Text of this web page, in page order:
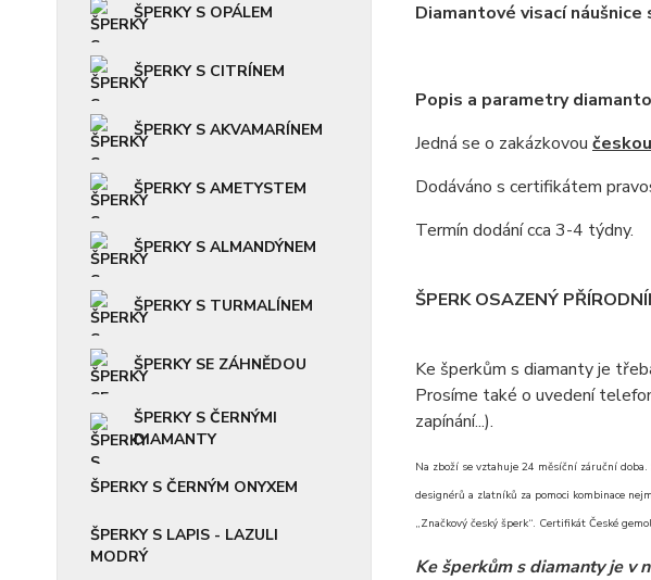
ŠPERKY S OPÁLEM
ŠPERKY S CITRÍNEM
ŠPERKY S AKVAMARÍNEM
ŠPERKY S AMETYSTEM
ŠPERKY S ALMANDÝNEM
ŠPERKY S TURMALÍNEM
ŠPERKY SE ZÁHNĚDOU
ŠPERKY S ČERNÝMI
DIAMANTY
ŠPERKY S ČERNÝM ONYXEM
ŠPERKY S LAPIS - LAZULI
MODRÝ
Diamantové visací
Popis a parametry
Jedná se o zakázkovou
Dodáváno s certifikátem
Termín dodání cca 3-4 týdny.
ŠPERK OSAZENÝ
Ke šperkům s diamanty je
Prosíme také o uvedení
zapínání...).
Na zboží se vztahuje 24 měsíční záruční
designérů a zlatníků za pomoci kombinace
„Značkový český šperk“. Certifikát České
Ke šperkům s diamanty je v